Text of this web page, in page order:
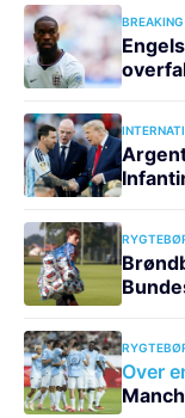
BREAKING
Over